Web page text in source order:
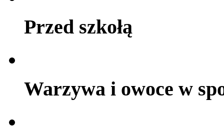
Przed szkołą
Warzywa i owoce w